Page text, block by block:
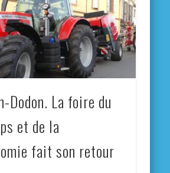
Dodon. La foire du
et de la
fait son retour